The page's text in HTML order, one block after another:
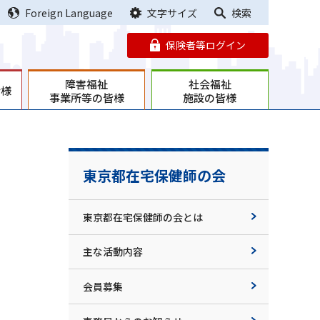
Foreign Language 文字サイズ 検索
保険者等ログイン
障害福祉
事業所等の皆様
社会福祉
施設の皆様
東京都在宅保健師の会
東京都在宅保健師の会とは
主な活動内容
会員募集